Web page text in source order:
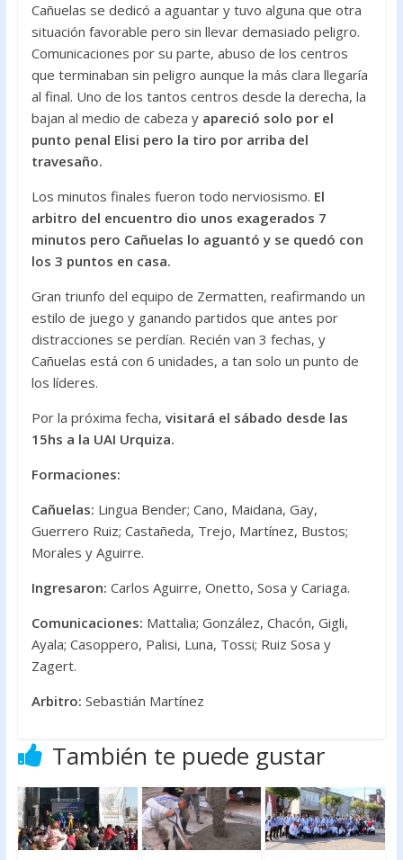
Cañuelas se dedicó a aguantar y tuvo alguna que otra
situación favorable pero sin llevar demasiado peligro.
Comunicaciones por su parte, abuso de los centros
que terminaban sin peligro aunque la más clara llegaría
al final. Uno de los tantos centros desde la derecha, la
bajan al medio de cabeza y apareció solo por el
punto penal Elisi pero la tiro por arriba del
travesaño.
Los minutos finales fueron todo nerviosismo. El
arbitro del encuentro dio unos exagerados 7
minutos pero Cañuelas lo aguantó y se quedó con
los 3 puntos en casa.
Gran triunfo del equipo de Zermatten, reafirmando un
estilo de juego y ganando partidos que antes por
distracciones se perdían. Recién van 3 fechas, y
Cañuelas está con 6 unidades, a tan solo un punto de
los líderes.
Por la próxima fecha, visitará el sábado desde las
15hs a la UAI Urquiza.
Formaciones:
Cañuelas: Lingua Bender; Cano, Maidana, Gay,
Guerrero Ruiz; Castañeda, Trejo, Martínez, Bustos;
Morales y Aguirre.
Ingresaron: Carlos Aguirre, Onetto, Sosa y Cariaga.
Comunicaciones: Mattalia; González, Chacón, Gigli,
Ayala; Casoppero, Palisi, Luna, Tossi; Ruiz Sosa y
Zagert.
Arbitro: Sebastián Martínez
También te puede gustar